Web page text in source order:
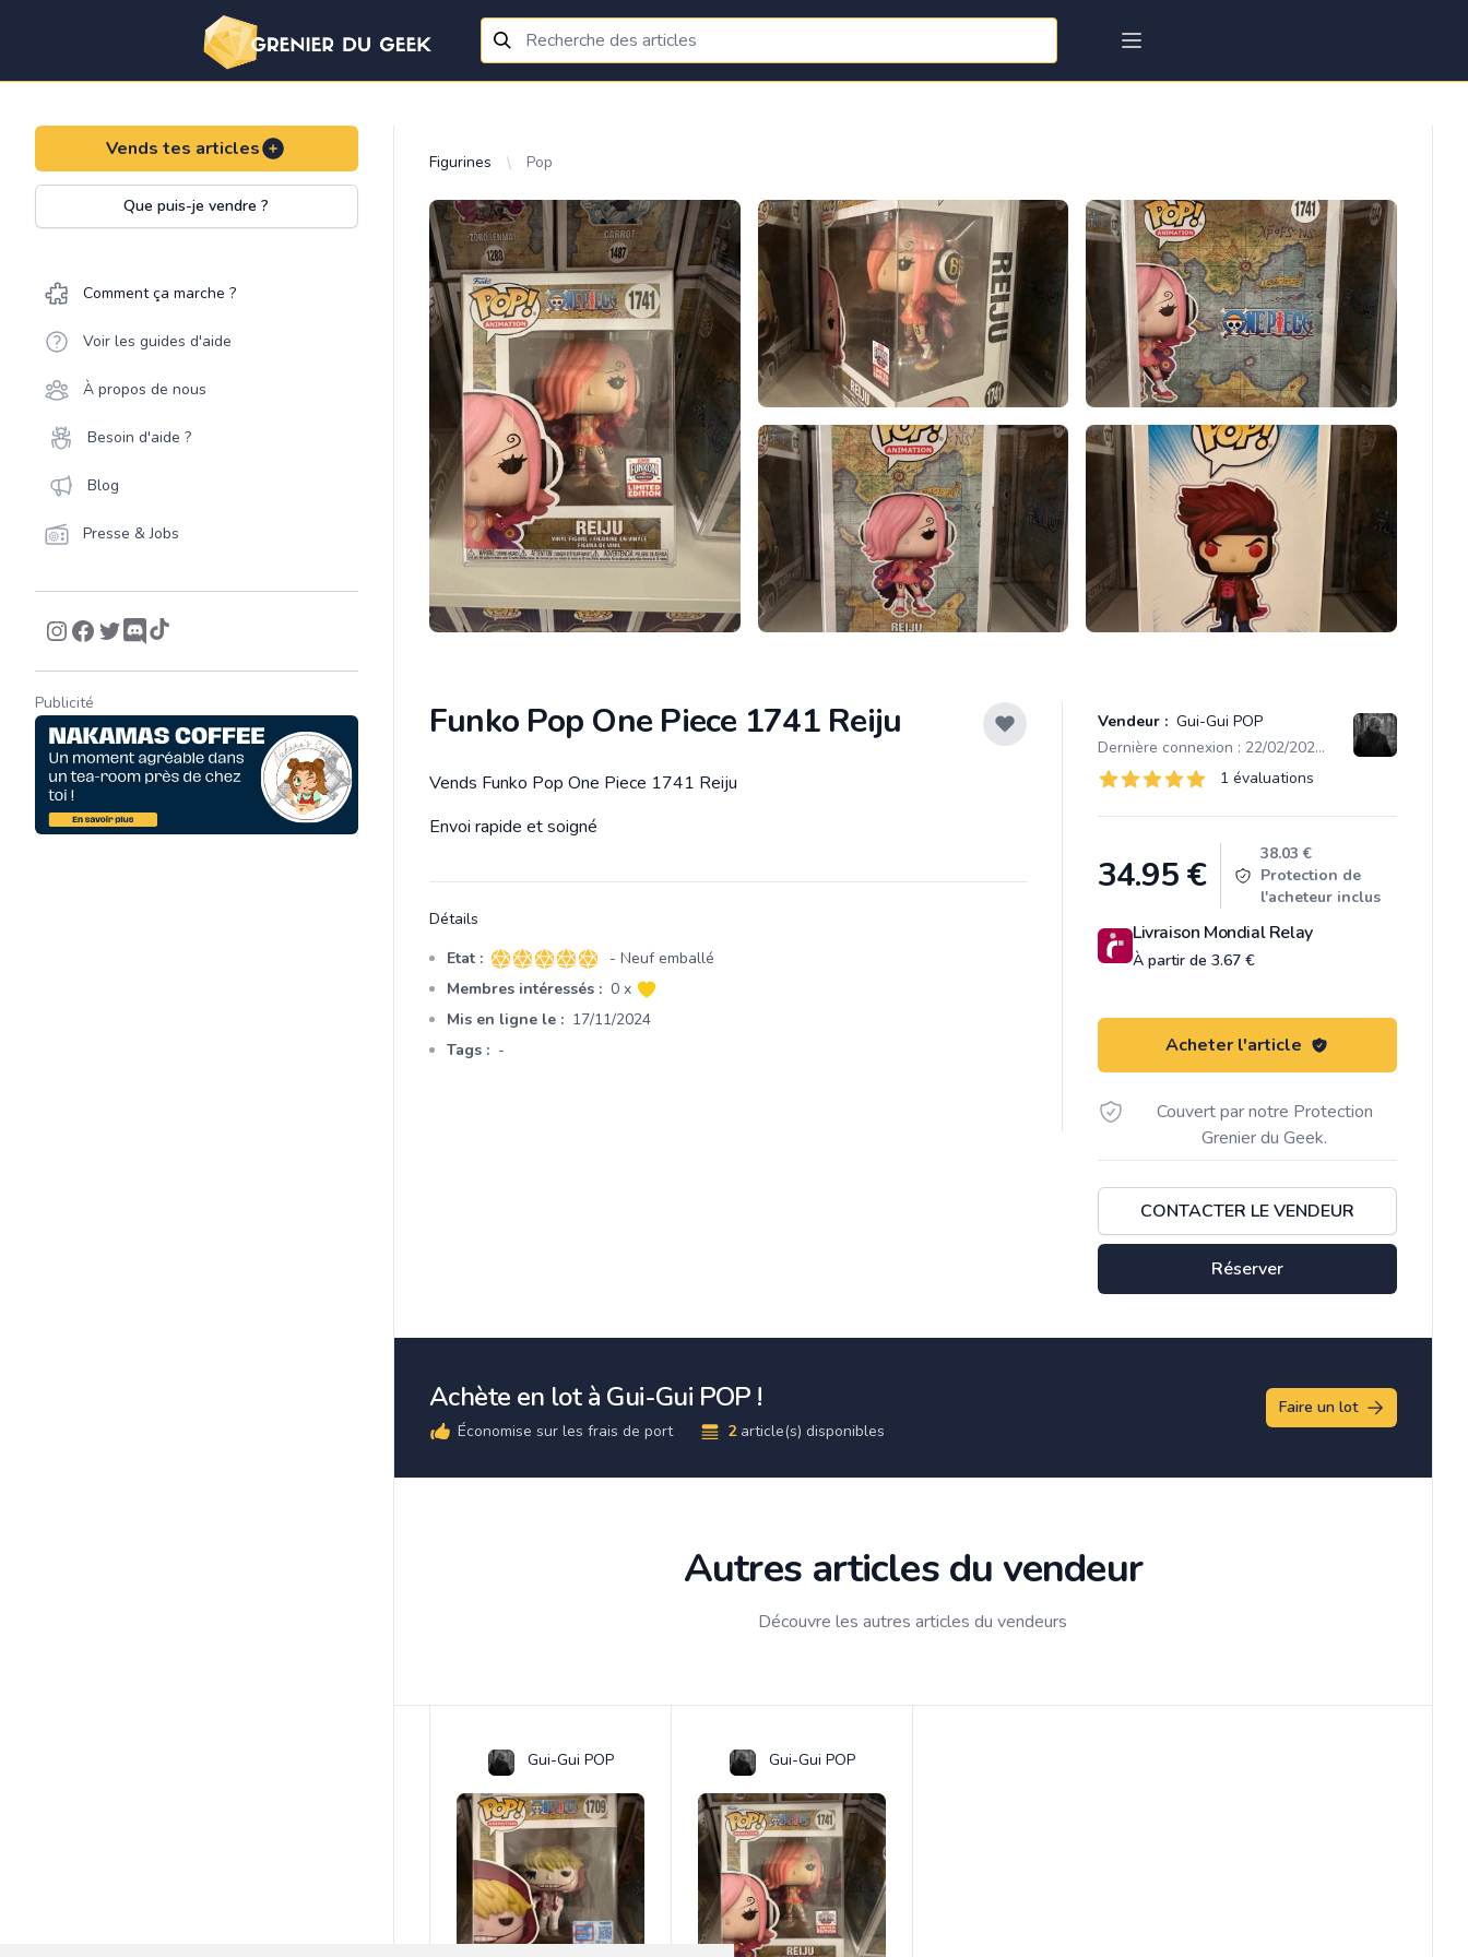
Vends tes articles
Que puis-je vendre ?
Comment ça marche ?
Voir les guides d'aide
À propos de nous
Besoin d'aide ?
Blog
Presse & Jobs
Publicité
Figurines Pop
Funko Pop One Piece 1741 Reiju Vendeur : Gui-Gui POP
Dernière connexion : 22/02/2026 08:43
Évaluations
1 sur 5 étoiles 1 évaluations
34.95€
38.03 €
Protection de
l'acheteur inclus
Livraison Mondial Relay
À partir de 3.67 €
Acheter l'article
Couvert par notre Protection
Grenier du Geek.
CONTACTER LE VENDEUR
Réserver
Description
Vends Funko Pop One Piece 1741 Reiju
Envoi rapide et soigné
Détails
Etat : 5 sur 5 étoiles
- Neuf emballé
Membres intéressés : 0 x
Mis en ligne le : 17/11/2024
Tags : -
Achète en lot à Gui-Gui POP !
Économise sur les frais de port 2 article(s) disponibles
Faire un lot
Autres articles du vendeur
Découvre les autres articles du vendeurs
Gui-Gui POP Gui-Gui POP